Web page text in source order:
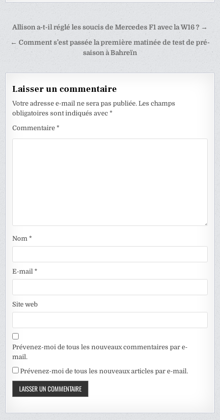
Navigation
de
Allison a-t-il réglé les soucis de Mercedes F1 avec la W16 ? →
← Comment s’est passée la première matinée de test de pré-
saison à Bahreïn
Laisser un commentaire
Votre adresse e-mail ne sera pas publiée. Les champs
obligatoires sont indiqués avec*
Commentaire*
Nom*
E-mail*
Site web
Prévenez-moi de tous les nouveaux commentaires par e-
mail.
Prévenez-moi de tous les nouveaux articles par e-mail.